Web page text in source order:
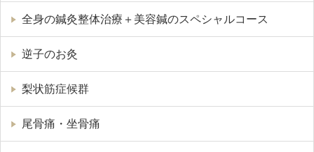
全身の鍼灸整体治療＋美容鍼のスペシャルコース
逆子のお灸
梨状筋症候群
尾骨痛・坐骨痛